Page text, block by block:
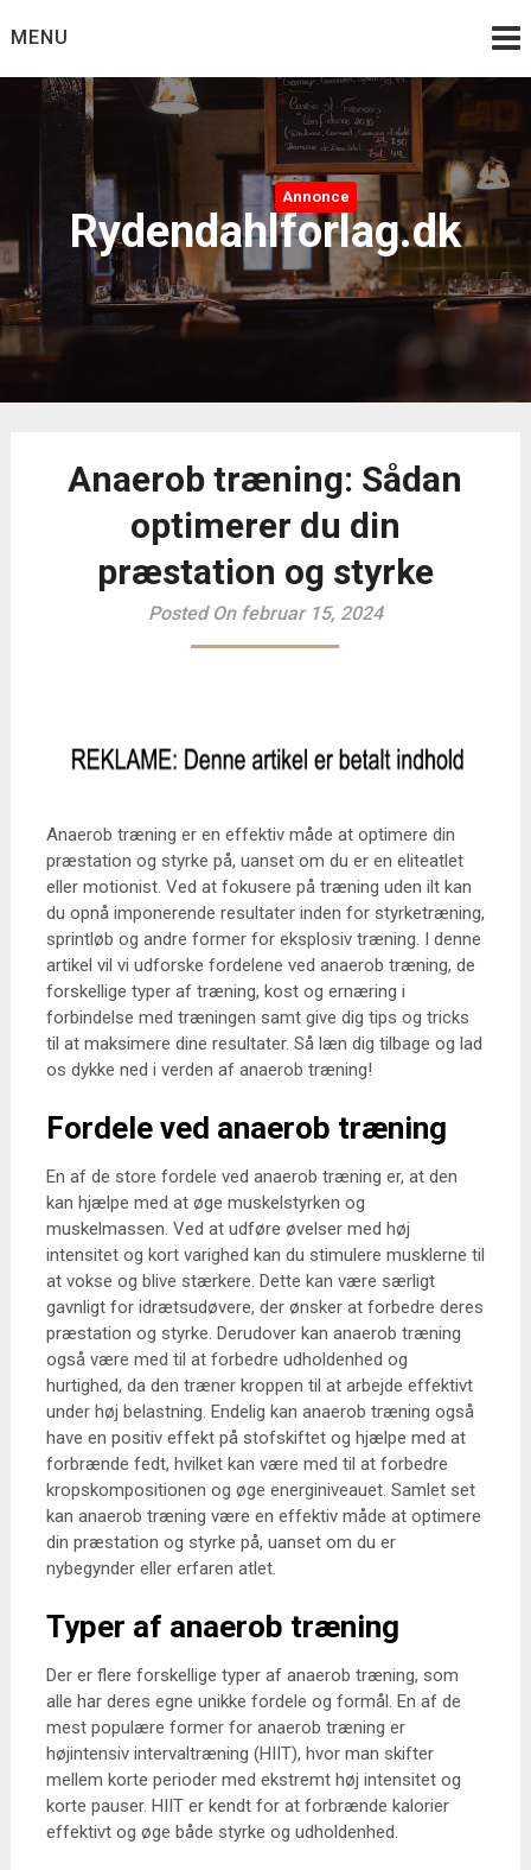
toMENU
Annonce
Rydendahlforlag.dk
Anaerob træning: Sådan
optimerer du din
præstation og styrke
Posted On februar 15, 2024
Anaerob træning er en effektiv måde at optimere din
præstation og styrke på, uanset om du er en eliteatlet
eller motionist. Ved at fokusere på træning uden ilt kan
du opnå imponerende resultater inden for styrketræning,
sprintløb og andre former for eksplosiv træning. I denne
artikel vil vi udforske fordelene ved anaerob træning, de
forskellige typer af træning, kost og ernæring i
forbindelse med træningen samt give dig tips og tricks
til at maksimere dine resultater. Så læn dig tilbage og lad
os dykke ned i verden af anaerob træning!
Fordele ved anaerob træning
En af de store fordele ved anaerob træning er, at den
kan hjælpe med at øge muskelstyrken og
muskelmassen. Ved at udføre øvelser med høj
intensitet og kort varighed kan du stimulere musklerne til
at vokse og blive stærkere. Dette kan være særligt
gavnligt for idrætsudøvere, der ønsker at forbedre deres
præstation og styrke. Derudover kan anaerob træning
også være med til at forbedre udholdenhed og
hurtighed, da den træner kroppen til at arbejde effektivt
under høj belastning. Endelig kan anaerob træning også
have en positiv effekt på stofskiftet og hjælpe med at
forbrænde fedt, hvilket kan være med til at forbedre
kropskompositionen og øge energiniveauet. Samlet set
kan anaerob træning være en effektiv måde at optimere
din præstation og styrke på, uanset om du er
nybegynder eller erfaren atlet.
Typer af anaerob træning
Der er flere forskellige typer af anaerob træning, som
alle har deres egne unikke fordele og formål. En af de
mest populære former for anaerob træning er
højintensiv intervaltræning (HIIT), hvor man skifter
mellem korte perioder med ekstremt høj intensitet og
korte pauser. HIIT er kendt for at forbrænde kalorier
effektivt og øge både styrke og udholdenhed.